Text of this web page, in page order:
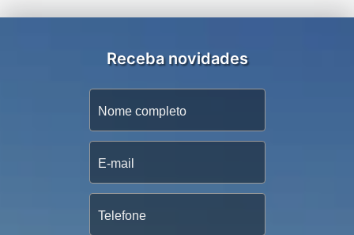
Receba novidades